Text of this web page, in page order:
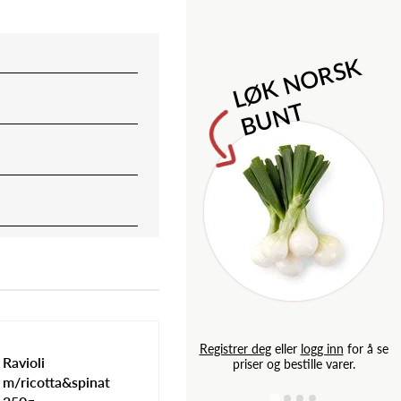
varer.
L
Ø
K
N
O
R
S
K
B
U
N
T
Registrer degeller logg inn for å se
priser og bestille varer.
Ravioli
m/ricotta&spinat